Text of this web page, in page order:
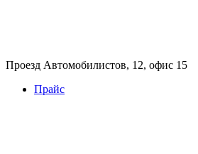
Проезд Автомобилистов, 12, офис 15
Прайс